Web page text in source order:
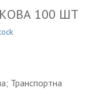
100 ШТ
Транспортна